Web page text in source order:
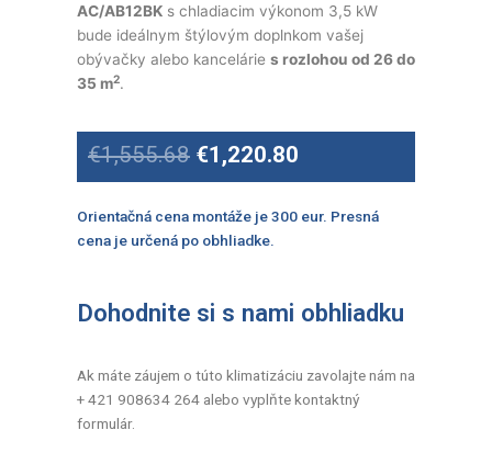
AC/AB12BK s chladiacim výkonom 3,5 kW
bude ideálnym štýlovým doplnkom vašej
obývačky alebo kancelárie s rozlohou od 26 do
35 m2.
€1,555.68 Original
price
was:
€1,555.68.
€1,220.80
is:
€1,220.80.
Orientačná cena montáže je 300 eur. Presná
cena je určená po obhliadke.
Dohodnite si s nami obhliadku
Ak máte záujem o túto klimatizáciu zavolajte nám na
+ 421 908634 264 alebo vyplňte kontaktný
formulár.